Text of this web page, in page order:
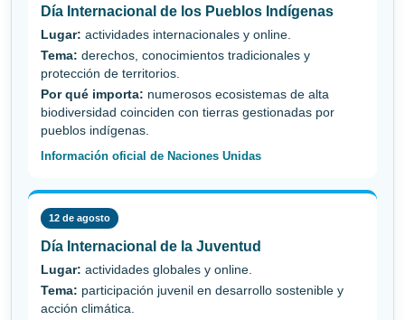
Día Internacional de los Pueblos Indígenas
Lugar: actividades internacionales y online.
Tema: derechos, conocimientos tradicionales y
protección de territorios.
Por qué importa: numerosos ecosistemas de alta
biodiversidad coinciden con tierras gestionadas por
pueblos indígenas.
Información oficial de Naciones Unidas
12 de agosto
Día Internacional de la Juventud
Lugar: actividades globales y online.
Tema: participación juvenil en desarrollo sostenible y
acción climática.